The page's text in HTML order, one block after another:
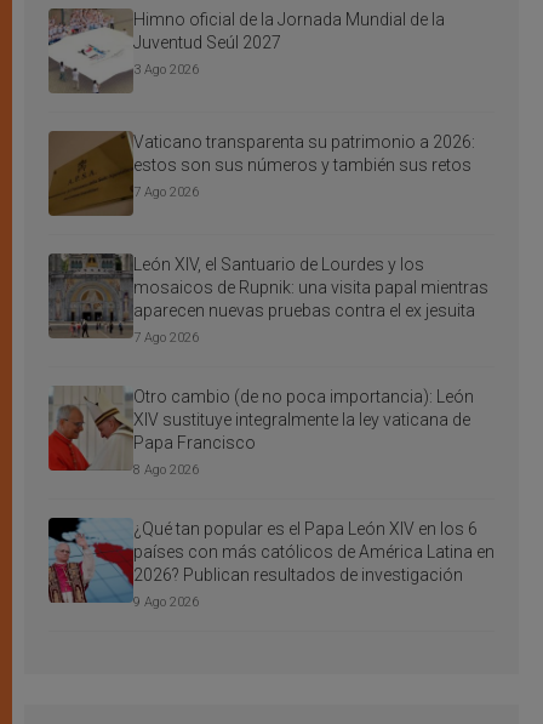
Himno oficial de la Jornada Mundial de la
Juventud Seúl 2027
3 Ago 2026
Vaticano transparenta su patrimonio a 2026:
estos son sus números y también sus retos
7 Ago 2026
León XIV, el Santuario de Lourdes y los
mosaicos de Rupnik: una visita papal mientras
aparecen nuevas pruebas contra el ex jesuita
7 Ago 2026
Otro cambio (de no poca importancia): León
XIV sustituye integralmente la ley vaticana de
Papa Francisco
8 Ago 2026
¿Qué tan popular es el Papa León XIV en los 6
países con más católicos de América Latina en
2026? Publican resultados de investigación
9 Ago 2026